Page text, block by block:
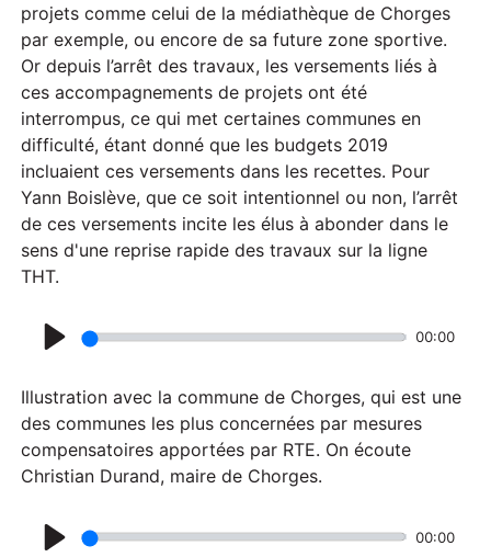
projets comme celui de la médiathèque de Chorges
par exemple, ou encore de sa future zone sportive.
Or depuis l’arrêt des travaux, les versements liés à
ces accompagnements de projets ont été
interrompus, ce qui met certaines communes en
difficulté, étant donné que les budgets 2019
incluaient ces versements dans les recettes. Pour
Yann Boislève, que ce soit intentionnel ou non, l’arrêt
de ces versements incite les élus à abonder dans le
sens d'une reprise rapide des travaux sur la ligne
THT.
l
a
y
00:00
Illustration avec la commune de Chorges, qui est une
des communes les plus concernées par mesures
compensatoires apportées par RTE. On écoute
Christian Durand, maire de Chorges.
00:00